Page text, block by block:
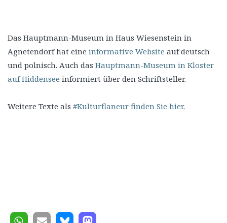
Das Hauptmann-Museum in Haus Wiesenstein in
Agnetendorf hat eine informative Website auf deutsch
und polnisch. Auch das Hauptmann-Museum in Kloster
auf Hiddensee informiert über den Schriftsteller.
Weitere Texte als #Kulturflaneur finden Sie hier.